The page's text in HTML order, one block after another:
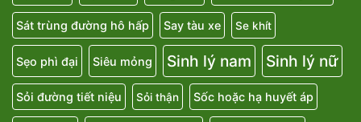
Sát trùng đường hô hấp Say tàu xe Se khít
Sẹo phì đại Siêu mỏng Sinh lý nam Sinh lý nữ
Sỏi đường tiết niệu Sỏi thận Sốc hoặc hạ huyết áp